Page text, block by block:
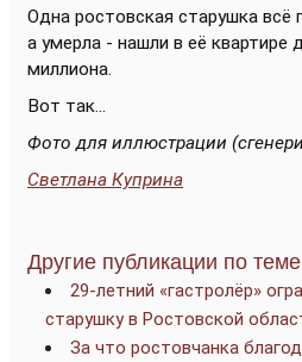
Одна ростовская старушка всё
а умерла - нашли в её квартире
миллиона.
Вот так...
Фото для иллюстрации
Светлана Куприна
Другие публикации по
29-летний «гастролёр»
старушку в Ростовской
За что ростовчанка